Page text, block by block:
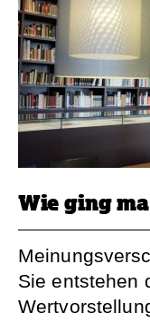
Wie ging
Sie entstehen